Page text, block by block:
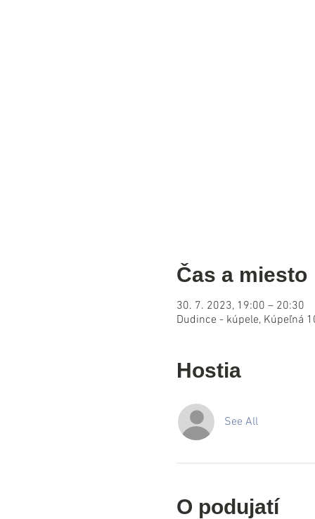
Čas a miesto
30. 7. 2023, 19:00 – 20:30
Dudince - kúpele, Kúpeľná
Hostia
See All
O podujatí